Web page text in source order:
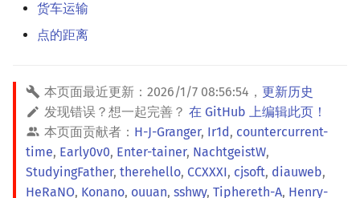
货车运输
点的距离
本页面最近更新： 2026/1/7 08:56:54 ， 更新历史
发现错误？想一起完善？ 在 GitHub 上编辑此页！
本页面贡献者： H-J-Granger, Ir1d , countercurrent-
time, Early0v0, Enter-tainer, NachtgeistW,
StudyingFather, therehello, CCXXXI, cjsoft, diauweb,
HeRaNO, Konano, ouuan, sshwy, Tiphereth-A, Henry-